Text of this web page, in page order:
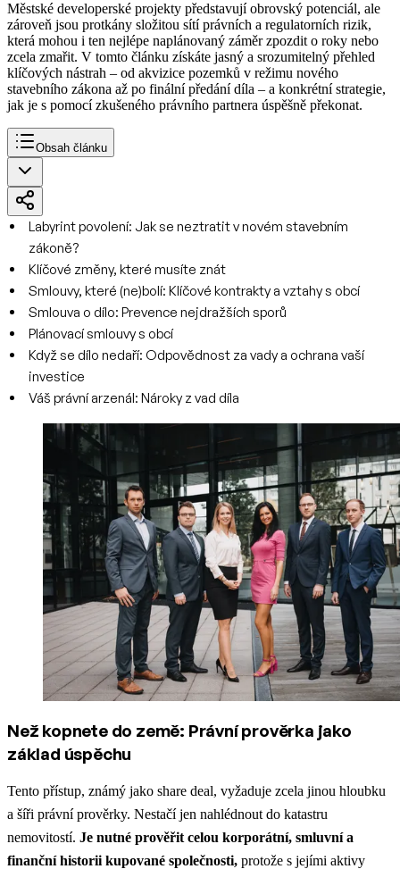
Městské developerské projekty představují obrovský potenciál, ale
zároveň jsou protkány složitou sítí právních a regulatorních rizik,
která mohou i ten nejlépe naplánovaný záměr zpozdit o roky nebo
zcela zmařit. V tomto článku získáte jasný a srozumitelný přehled
klíčových nástrah – od akvizice pozemků v režimu nového
stavebního zákona až po finální předání díla – a konkrétní strategie,
jak je s pomocí zkušeného právního partnera úspěšně překonat.
Obsah článku
Labyrint povolení: Jak se neztratit v novém stavebním
zákoně?
Klíčové změny, které musíte znát
Smlouvy, které (ne)bolí: Klíčové kontrakty a vztahy s obcí
Smlouva o dílo: Prevence nejdražších sporů
Plánovací smlouvy s obcí
Když se dílo nedaří: Odpovědnost za vady a ochrana vaší
investice
Váš právní arzenál: Nároky z vad díla
Než kopnete do země: Právní prověrka jako
základ úspěchu
Tento přístup, známý jako share deal, vyžaduje zcela jinou hloubku
a šíři právní prověrky. Nestačí jen nahlédnout do katastru
nemovitostí. Je nutné prověřit celou korporátní, smluvní a
finanční historii kupované společnosti, protože s jejími aktivy